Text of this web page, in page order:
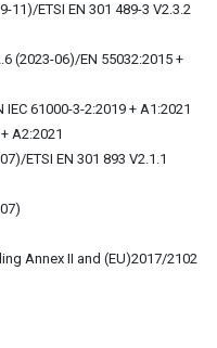
11)/ETSI EN 301 489-3 V2.3.2
(2023-06)/EN 55032:2015 +
61000-3-2:2019 + A1:2021
A2:2021
ETSI EN 301 893 V2.1.1
Annex II and (EU)2017/2102